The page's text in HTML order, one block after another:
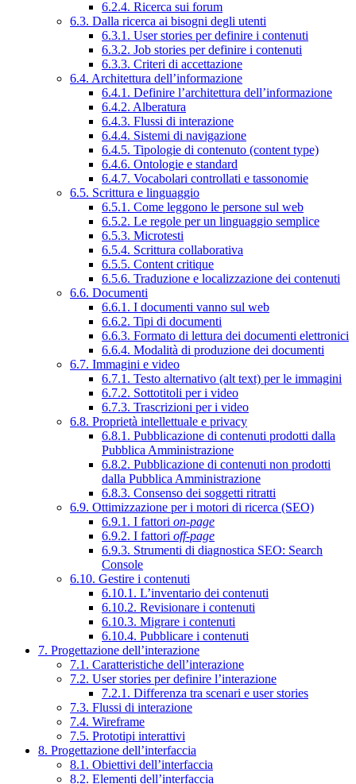
6.2.4. Ricerca sui forum
6.3. Dalla ricerca ai bisogni degli utenti
6.3.1. User stories per definire i contenuti
6.3.2. Job stories per definire i contenuti
6.3.3. Criteri di accettazione
6.4. Architettura dell’informazione
6.4.1. Definire l’architettura dell’informazione
6.4.2. Alberatura
6.4.3. Flussi di interazione
6.4.4. Sistemi di navigazione
6.4.5. Tipologie di contenuto (content type)
6.4.6. Ontologie e standard
6.4.7. Vocabolari controllati e tassonomie
6.5. Scrittura e linguaggio
6.5.1. Come leggono le persone sul web
6.5.2. Le regole per un linguaggio semplice
6.5.3. Microtesti
6.5.4. Scrittura collaborativa
6.5.5. Content critique
6.5.6. Traduzione e localizzazione dei contenuti
6.6. Documenti
6.6.1. I documenti vanno sul web
6.6.2. Tipi di documenti
6.6.3. Formato di lettura dei documenti elettronici
6.6.4. Modalità di produzione dei documenti
6.7. Immagini e video
6.7.1. Testo alternativo (alt text) per le immagini
6.7.2. Sottotitoli per i video
6.7.3. Trascrizioni per i video
6.8. Proprietà intellettuale e privacy
6.8.1. Pubblicazione di contenuti prodotti dalla
Pubblica Amministrazione
6.8.2. Pubblicazione di contenuti non prodotti
dalla Pubblica Amministrazione
6.8.3. Consenso dei soggetti ritratti
6.9. Ottimizzazione per i motori di ricerca (SEO)
6.9.1. I fattori on-page
6.9.2. I fattori off-page
6.9.3. Strumenti di diagnostica SEO: Search
Console
6.10. Gestire i contenuti
6.10.1. L’inventario dei contenuti
6.10.2. Revisionare i contenuti
6.10.3. Migrare i contenuti
6.10.4. Pubblicare i contenuti
7. Progettazione dell’interazione
7.1. Caratteristiche dell’interazione
7.2. User stories per definire l’interazione
7.2.1. Differenza tra scenari e user stories
7.3. Flussi di interazione
7.4. Wireframe
7.5. Prototipi interattivi
8. Progettazione dell’interfaccia
8.1. Obiettivi dell’interfaccia
8.2. Elementi dell’interfaccia